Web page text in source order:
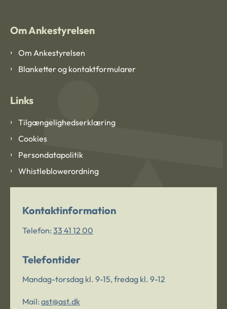
Om Ankestyrelsen
Om Ankestyrelsen
Blanketter og kontaktformularer
Links
Tilgængelighedserklæring
Cookies
Persondatapolitik
Whistleblowerordning
Kontaktinformation
Telefon: 33 41 12 00
Telefontider
Mandag-torsdag kl. 9-15, fredag kl. 9-12
Mail: ast@ast.dk